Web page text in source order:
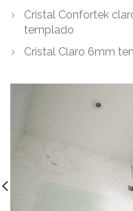
Cristal Confortek
templado
Cristal Claro 6mm